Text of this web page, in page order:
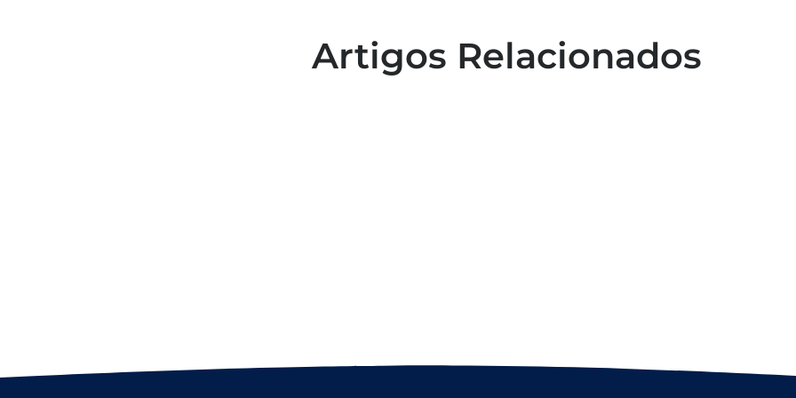
Artigos Relacionados